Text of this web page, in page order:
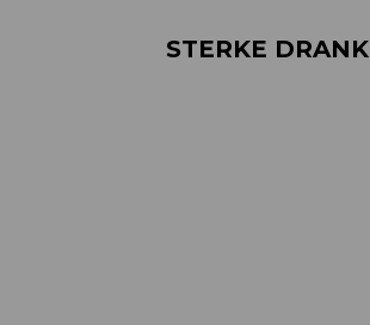
STERKE DRANK